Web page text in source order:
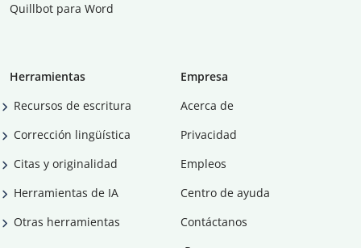
Quillbot para Word
Herramientas
Recursos de escritura
Corrección lingüística
Citas y originalidad
Herramientas de IA
Otras herramientas
Empresa
Acerca de
Privacidad
Empleos
Centro de ayuda
Contáctanos